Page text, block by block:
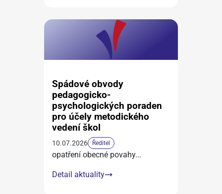
Spádové obvody
pedagogicko-
psychologických poraden
pro účely metodického
vedení škol
10.07.2026 Ředitel
opatření obecné povahy...
Detail aktuality